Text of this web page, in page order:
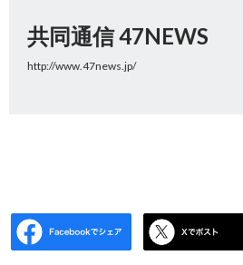
共同通信 47NEWS
http://www.47news.jp/